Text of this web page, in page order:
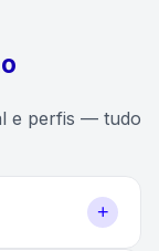
e perfis — tudo
+